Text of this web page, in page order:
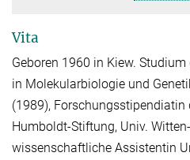
Vita
Geboren 1960 in Kiew.
in Molekularbiologie und
(1989), Forschungsstipendiatin
Humboldt-Stiftung, Univ.
wissenschaftliche Assistentin